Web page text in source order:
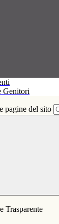
Genitori
pagine del sito
Trasparente